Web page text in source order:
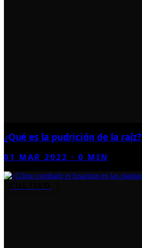
¿Qué es la pudrición de la raíz?
01 MAR 2022 ·0 MIN